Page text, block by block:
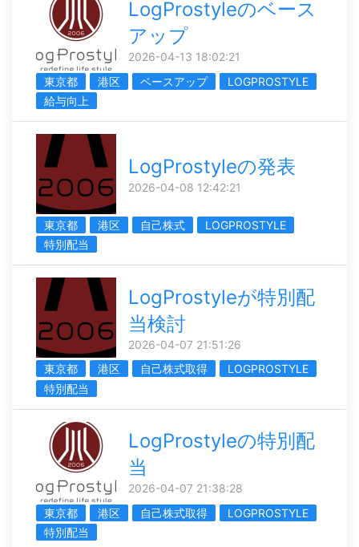
LogProstyleのベース
アップ
2026-04-13 18:02:21
東京都
港区 ベースアップ
LOGPROSTYLE
給与向上
LogProstyleの発表
2026-04-08 12:42:21
東京都 港区 自己株式
LOGPROSTYLE
特別配当
LogProstyleが特別配
当検討
2026-04-07 21:51:26
東京都
港区 自己株式取得
LOGPROSTYLE
特別配当
LogProstyleの特別配
当
2026-04-07 21:38:28
東京都
港区 自己株式取得
LOGPROSTYLE
特別配当